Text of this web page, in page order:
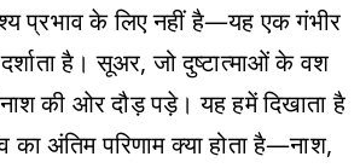
प्रभाव के लिए नहीं है—यह एक गंभीर
है। सूअर, जो दुष्टात्माओं के वश
की ओर दौड़ पड़े। यह हमें दिखाता है
का अंतिम परिणाम क्या होता है—नाश,